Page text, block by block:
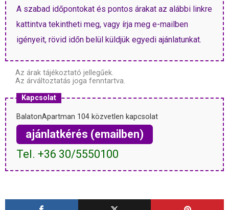
A szabad időpontokat és pontos árakat az alábbi linkre
kattintva tekintheti meg, vagy írja meg e-mailben
igényeit, rövid időn belül küldjük egyedi ajánlatunkat.
Az árak tájékoztató jellegűek.
Az árváltoztatás joga fenntartva.
Kapcsolat
BalatonApartman 104 közvetlen kapcsolat
ajánlatkérés (emailben)
Tel. +36 30/5550100